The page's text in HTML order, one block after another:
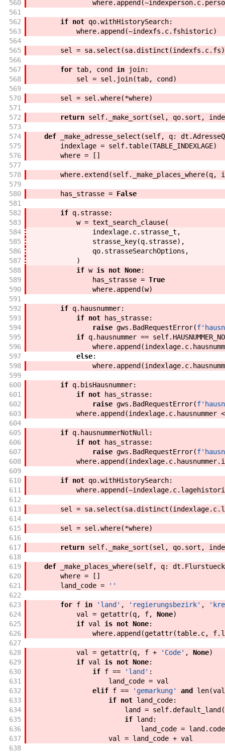
560 where. append (~indexperson. c.
561
562
if not qo.withHistorySearch:
563
where. append (~indexfs . c. fshistoric)
564
565
sel = sa. select (sa.distinct (indexfs . c. fs)
566
567
for tab, cond in join:
568
sel = sel . join(tab, cond )
569
570
sel = sel .where(*where)
571
572
return self. _make_sort (sel , qo. sort ,
573
574
def _make_adresse_select (self, q: dt .
575
indexlage = self.table(TABLE_INDEXLAGE)
576
where = [ ]
577
578
where. extend (self. _make_places_where(q,
579
580
has_strasse = False
581
582
if q. strasse:
583
w = text_search_clause(
584
indexlage. c. strasse_t ,
585
strasse_key(q. strasse) ,
586
qo. strasseSearchOptions ,
587
)
588
if w is not None:
589
has_strasse = True
590
where. append (w)
591
592
if q. hausnummer:
593
if not has_strasse:
594
raise gws . BadRequestError(f'
595
if q. hausnummer == self.
596
where. append (indexlage. c.
597
else:
598
where. append (indexlage. c.
599
600
if q. bisHausnummer:
601
if not has_strasse:
602
raise gws . BadRequestError(f'
603
where. append (indexlage. c. hausnummer <
604
605
if q. hausnummerNotNull :
606
if not has_strasse:
607
raise gws . BadRequestError(f'
608
where. append (indexlage. c. hausnummer.
609
610
if not qo.withHistorySearch:
611
where. append (~indexlage. c.
612
613
sel = sa. select (sa.distinct (indexlage. c.
614
615
sel = sel .where(*where)
616
617
return self. _make_sort (sel , qo. sort ,
618
619
def _make_places_where(self, q: dt .
620
where = [ ]
621
land_code =
''
622
623
for f in 'land' , 'regierungsbezirk' ,
624
val = getattr(q, f, None)
625
if val is not None:
626
where. append (getattr(table. c, f.
627
628
val = getattr(q, f + 'Code' , None)
629
if val is not None:
630
if f == 'land' :
631
land_code = val
632
elif f == 'gemarkung' and len(val
633
if not land_code:
634
land = self.default_land (
635
if land :
636
land_code = land . code
637
val = land_code + val
638